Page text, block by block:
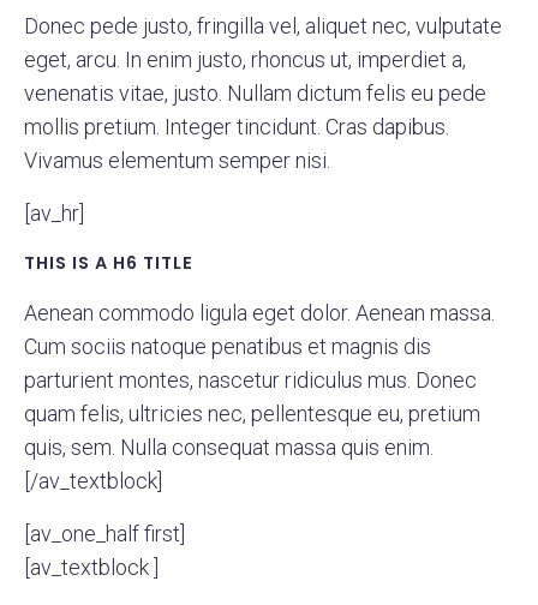
Donec pede justo, fringilla vel, aliquet nec, vulputate
eget, arcu. In enim justo, rhoncus ut, imperdiet a,
venenatis vitae, justo. Nullam dictum felis eu pede
mollis pretium. Integer tincidunt. Cras dapibus.
Vivamus elementum semper nisi.
[av_hr]
THIS IS A H6 TITLE
Aenean commodo ligula eget dolor. Aenean massa.
Cum sociis natoque penatibus et magnis dis
parturient montes, nascetur ridiculus mus. Donec
quam felis, ultricies nec, pellentesque eu, pretium
quis, sem. Nulla consequat massa quis enim.
[/av_textblock]
[av_one_half first]
[av_textblock ]